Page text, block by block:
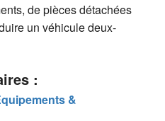
de pièces détachées
un véhicule deux-
:
&